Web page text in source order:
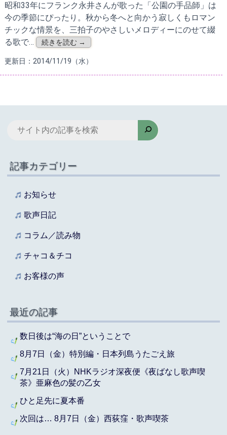
昭和33年にフランク永井さんが歌った「公園の手品師」は
今の季節にぴったり。秋から冬へと向かう寂しくもロマン
チックな情景を、三拍子のやさしいメロディーにのせて綴
る歌で…
続きを読む →
更新日：2014/11/19（水）
記事カテゴリー
お知らせ
歌声日記
コラム／読み物
チャコ＆チコ
お客様の声
最近の記事
数日後は“海の日”ということで
8月7日（金）特別編・日本列島うたごえ旅
7月21日（火）NHKラジオ深夜便《夜ばなし歌声喫
茶》亜麻色の髪の乙女
ひと足先に夏本番
次回は… 8月7日（金）西荻窪・歌声喫茶